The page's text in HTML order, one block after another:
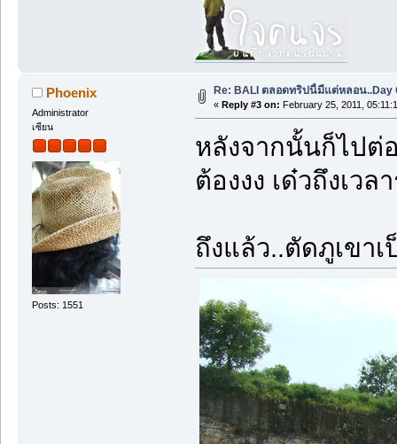
Phoenix
Administrator
เซียน
Posts: 1551
Re: BALI ตลอดทริปนี้มีแต่หลอน..Day
« Reply #3 on: February 25, 2011,
หลังจากนั้นก็ไปต่
ต้องงง เด๋วถึงเวล
ถึงแล้ว..ตัดภูเขา